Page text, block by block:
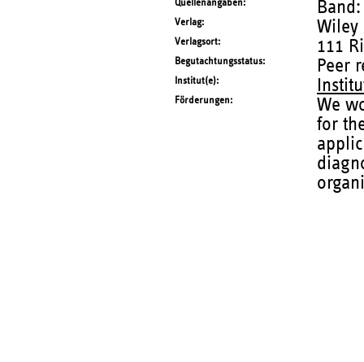
Quellenangaben
Verlag Wiley
Verlagsort 111
Begutachtungsstatus Peer
Institut(e)
Förderungen
We
for